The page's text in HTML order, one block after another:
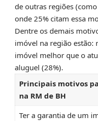
de outras regiões (como
onde 25% citam essa
Dentre os demais
imóvel na região estão:
imóvel melhor que o
aluguel (28%).
Principais motivos
na RM de BH
Ter a garantia de um